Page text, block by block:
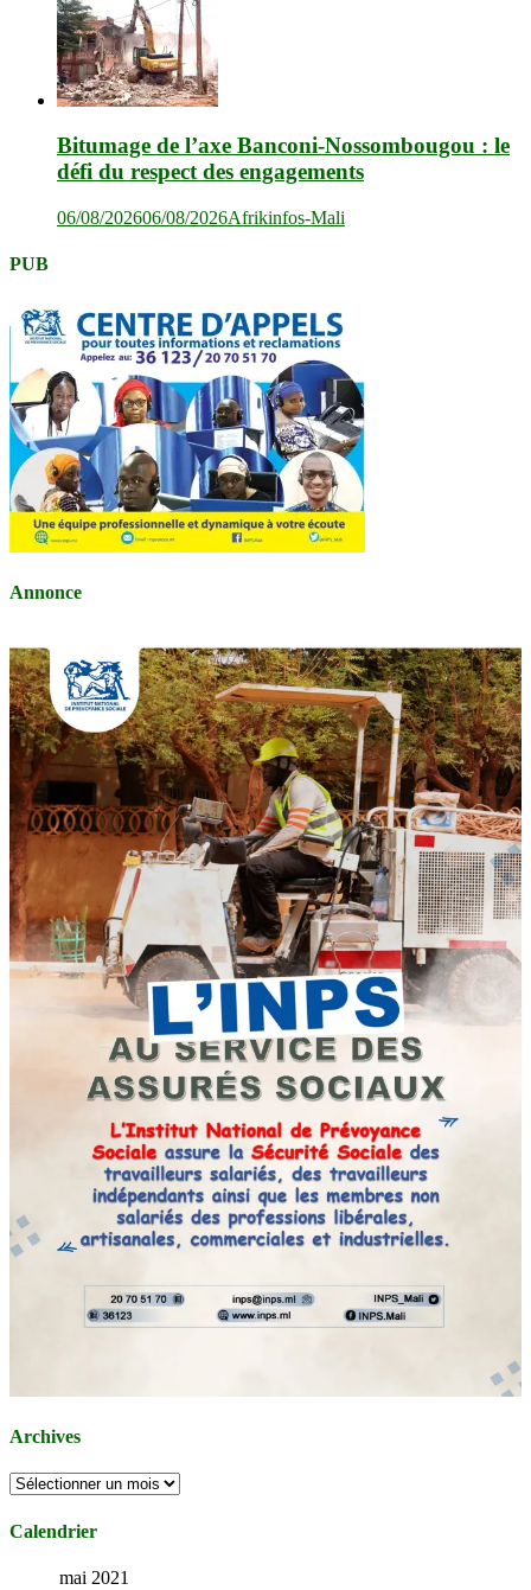
Bitumage de l’axe Banconi-Nossombougou : le
défi du respect des engagements
06/08/202606/08/2026Afrikinfos-Mali
PUB
Annonce
Archives
Archives
Calendrier
mai 2021